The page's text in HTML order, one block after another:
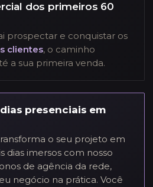
dos primeiros 60
prospectar e conquistar os
clientes, o caminho
a sua primeira venda.
presenciais em
o seu projeto em
dias imersos com nosso
de agência da rede,
negócio na prática. Você